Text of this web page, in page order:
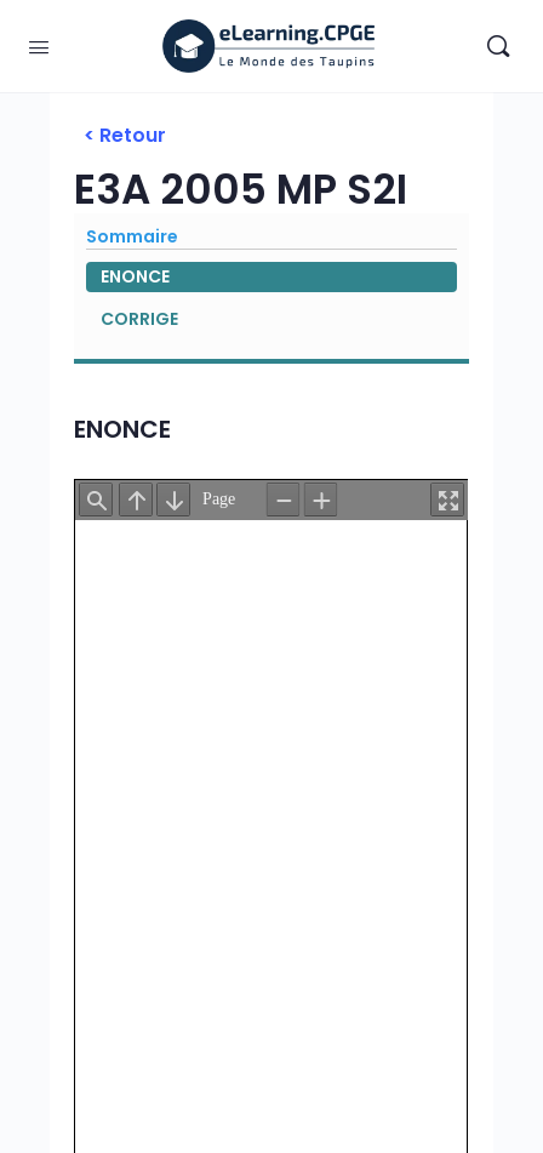
< Retour
E3A 2005 MP S2I
Sommaire
ENONCE
CORRIGE
ENONCE